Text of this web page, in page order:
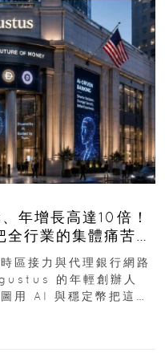
年增長高達10倍！
行業的集體痛苦榨
區接力與代理銀行網路
的年輕創辦人
AI 與穩定幣把這套